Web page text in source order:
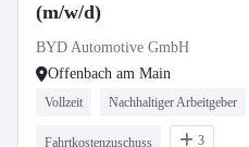
(m/w/d)
BYD Automotive GmbH
Offenbach am Main
Vollzeit Nachhaltiger Arbeitgeber
Fahrtkostenzuschuss 3